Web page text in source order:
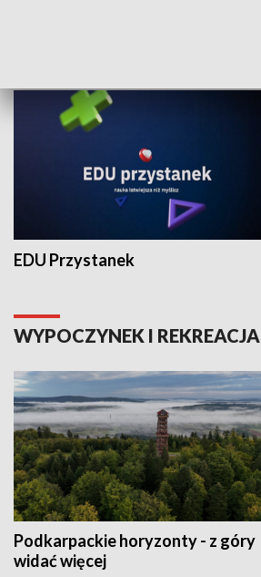
EDU Przystanek
WYPOCZYNEK I REKREACJA
Podkarpackie horyzonty - z góry
widać więcej